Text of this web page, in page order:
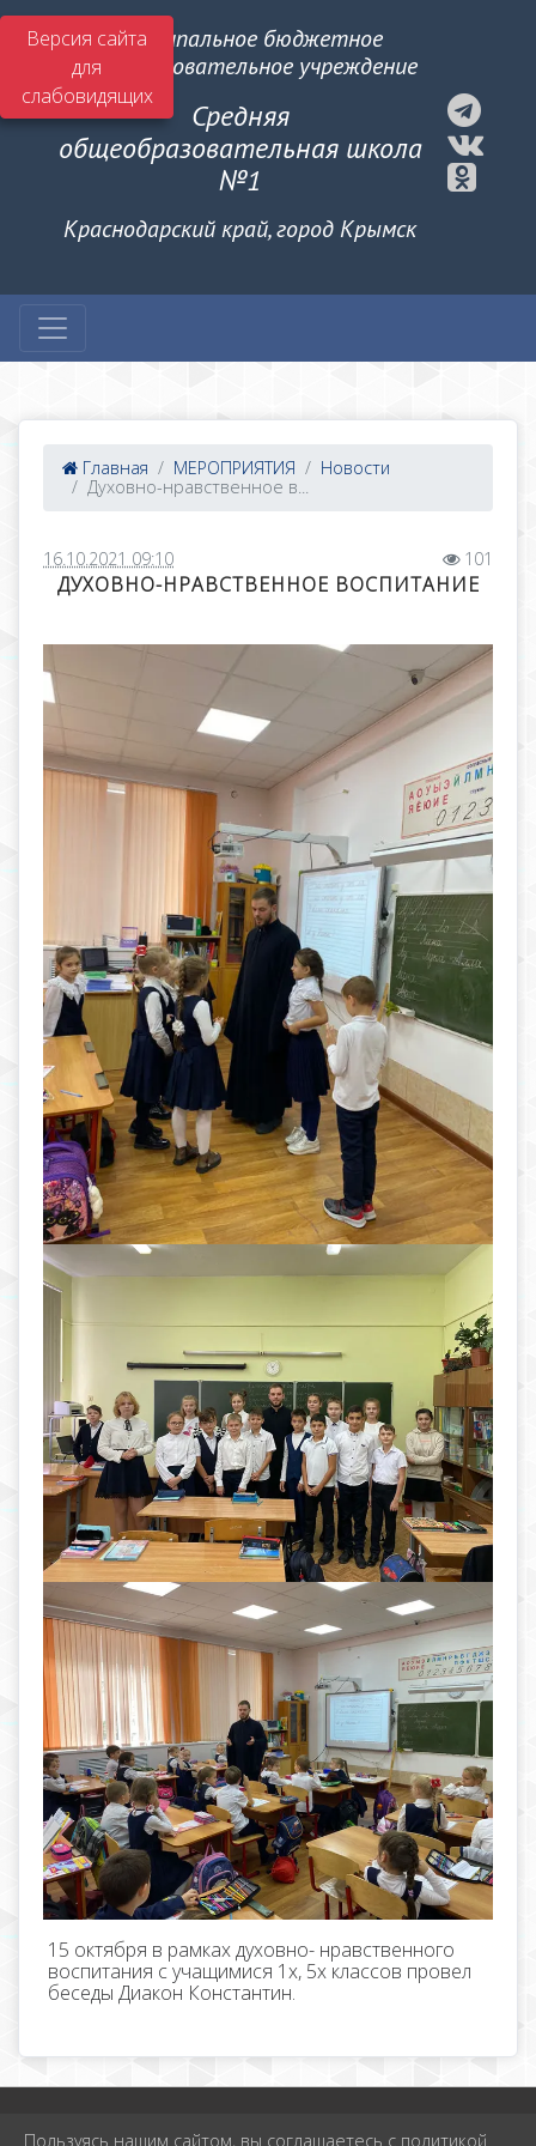
Версия сайта
для
слабовидящих
Муниципальное бюджетное
общеобразовательное учреждение
Средняя
общеобразовательная школа
№1
Краснодарский край, город Крымск
Главная МЕРОПРИЯТИЯ
Новости
Духовно-нравственное в...
16.10.2021 09:10 101
ДУХОВНО-НРАВСТВЕННОЕ ВОСПИТАНИЕ
15 октября в рамках духовно- нравственного
воспитания с учащимися 1х, 5х классов провел
беседы Диакон Константин.
Пользуясь нашим сайтом, вы соглашаетесь с политикой